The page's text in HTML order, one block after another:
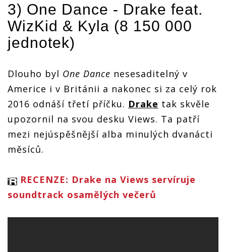
3) One Dance - Drake feat.
WizKid & Kyla (8 150 000
jednotek)
Dlouho byl One Dance nesesaditelný v
Americe i v Británii a nakonec si za celý rok
2016 odnáší třetí příčku. Drake tak skvěle
upozornil na svou desku Views. Ta patří
mezi nejúspěšnější alba minulých dvanácti
měsíců.
RECENZE: Drake na Views servíruje
soundtrack osamělých večerů